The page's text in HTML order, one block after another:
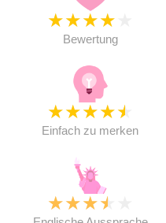
★★★★
Bewertung
★★★★★
Einfach zu merken
★★★★